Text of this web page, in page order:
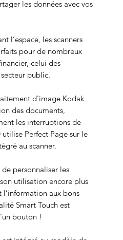
les données avec vos
l’espace, les scanners
pour de nombreux
celui des
public.
d'image Kodak
des documents,
les interruptions de
Perfect Page sur le
au scanner.
personnaliser les
utilisation encore plus
aux bons
Smart Touch est
bouton !